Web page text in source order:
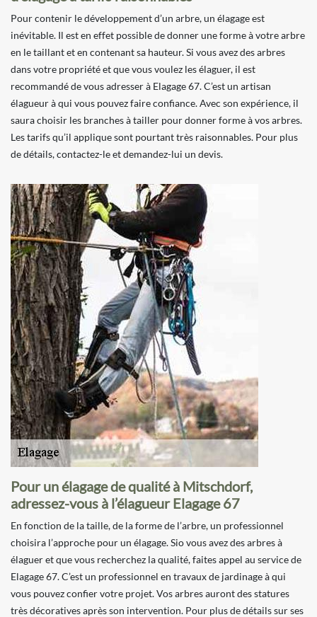
Pour contenir le développement d’un arbre, un élagage est
inévitable. Il est en effet possible de donner une forme à votre arbre
en le taillant et en contenant sa hauteur. Si vous avez des arbres
dans votre propriété et que vous voulez les élaguer, il est
recommandé de vous adresser à Elagage 67. C’est un artisan
élagueur à qui vous pouvez faire confiance. Avec son expérience, il
saura choisir les branches à tailler pour donner forme à vos arbres.
Les tarifs qu’il applique sont pourtant très raisonnables. Pour plus
de détails, contactez-le et demandez-lui un devis.
Pour un élagage de qualité à Mitschdorf,
adressez-vous à l’élagueur Elagage 67
En fonction de la taille, de la forme de l’arbre, un professionnel
choisira l’approche pour un élagage. Sio vous avez des arbres à
élaguer et que vous recherchez la qualité, faites appel au service de
Elagage 67. C’est un professionnel en travaux de jardinage à qui
vous pouvez confier votre projet. Vos arbres auront des statures
très décoratives après son intervention. Pour plus de détails sur ses